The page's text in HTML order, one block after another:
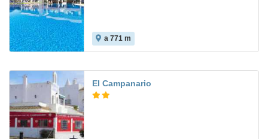
a 771 m
El Campanario